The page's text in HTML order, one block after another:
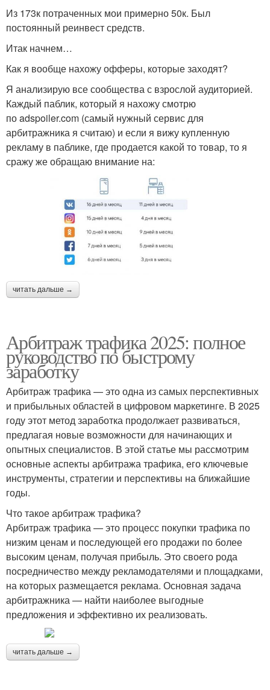
Из 173к потраченных мои примерно 50к. Был
постоянный реинвест средств.
Итак начнем…
Как я вообще нахожу офферы, которые заходят?
Я анализирую все сообщества с взрослой аудиторией.
Каждый паблик, который я нахожу смотрю
по adspoiler.com (самый нужный сервис для
арбитражника я считаю) и если я вижу купленную
рекламу в паблике, где продается какой то товар, то я
сражу же обращаю внимание на:
читать дальше →
Арбитраж трафика 2025: полное
руководство по быстрому
заработку
Арбитраж трафика — это одна из самых перспективных
и прибыльных областей в цифровом маркетинге. В 2025
году этот метод заработка продолжает развиваться,
предлагая новые возможности для начинающих и
опытных специалистов. В этой статье мы рассмотрим
основные аспекты арбитража трафика, его ключевые
инструменты, стратегии и перспективы на ближайшие
годы.
Что такое арбитраж трафика?
Арбитраж трафика — это процесс покупки трафика по
низким ценам и последующей его продажи по более
высоким ценам, получая прибыль. Это своего рода
посредничество между рекламодателями и площадками,
на которых размещается реклама. Основная задача
арбитражника — найти наиболее выгодные
предложения и эффективно их реализовать.
читать дальше →